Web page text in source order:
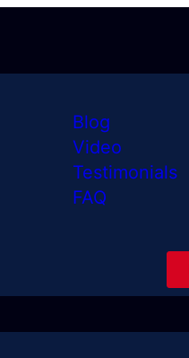
Blog
Video
Testimonials
FAQ